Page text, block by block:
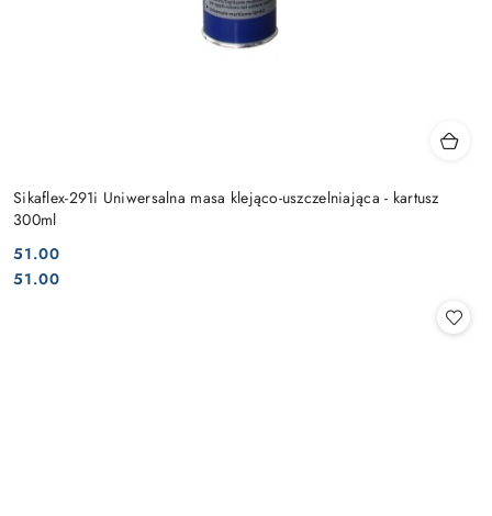
Sikaflex-291i Uniwersalna masa klejąco-uszczelniająca - kartusz
300ml
Cena:
51.00
Cena:
51.00